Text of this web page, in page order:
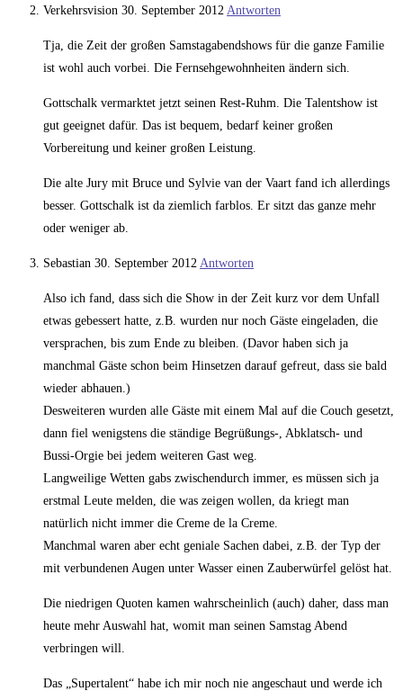
Verkehrsvision 30. September 2012 Antworten
Tja, die Zeit der großen Samstagabendshows für die ganze Familie
ist wohl auch vorbei. Die Fernsehgewohnheiten ändern sich.
Gottschalk vermarktet jetzt seinen Rest-Ruhm. Die Talentshow ist
gut geeignet dafür. Das ist bequem, bedarf keiner großen
Vorbereitung und keiner großen Leistung.
Die alte Jury mit Bruce und Sylvie van der Vaart fand ich allerdings
besser. Gottschalk ist da ziemlich farblos. Er sitzt das ganze mehr
oder weniger ab.
Sebastian 30. September 2012 Antworten
Also ich fand, dass sich die Show in der Zeit kurz vor dem Unfall
etwas gebessert hatte, z.B. wurden nur noch Gäste eingeladen, die
versprachen, bis zum Ende zu bleiben. (Davor haben sich ja
manchmal Gäste schon beim Hinsetzen darauf gefreut, dass sie bald
wieder abhauen.)
Desweiteren wurden alle Gäste mit einem Mal auf die Couch gesetzt,
dann fiel wenigstens die ständige Begrüßungs-, Abklatsch- und
Bussi-Orgie bei jedem weiteren Gast weg.
Langweilige Wetten gabs zwischendurch immer, es müssen sich ja
erstmal Leute melden, die was zeigen wollen, da kriegt man
natürlich nicht immer die Creme de la Creme.
Manchmal waren aber echt geniale Sachen dabei, z.B. der Typ der
mit verbundenen Augen unter Wasser einen Zauberwürfel gelöst hat.
Die niedrigen Quoten kamen wahrscheinlich (auch) daher, dass man
heute mehr Auswahl hat, womit man seinen Samstag Abend
verbringen will.
Das „Supertalent“ habe ich mir noch nie angeschaut und werde ich